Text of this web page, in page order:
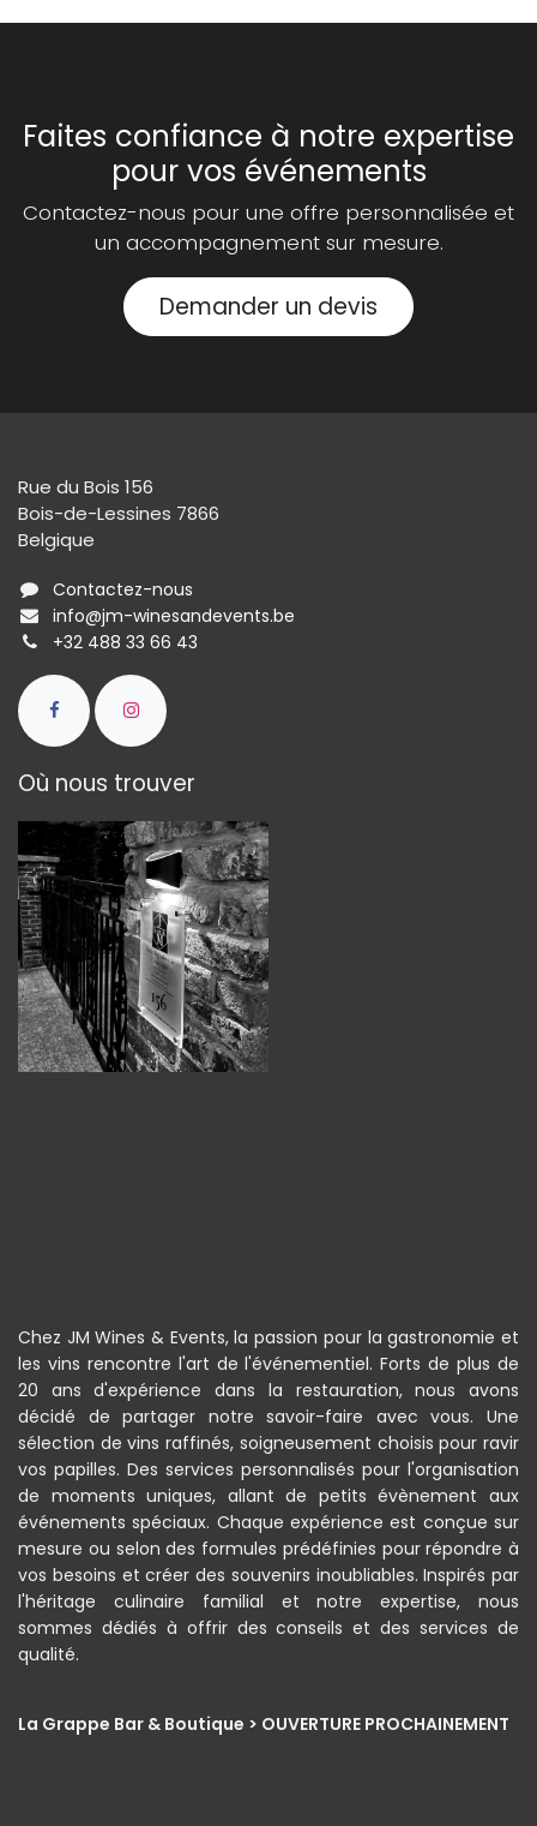
Faites confiance à notre expertise
pour vos événements
Contactez-nous pour une offre personnalisée et
un accompagnement sur mesure.
Demander un devis
Rue du Bois 156
Bois-de-Lessines 7866
Belgique
Contactez-nous
info@jm-winesandevents.be
+32 488 33 66 43
Où nous trouver
Chez JM Wines & Events, la passion pour la gastronomie et
les vins rencontre l'art de l'événementiel. Forts de plus de
20 ans d'expérience dans la restauration, nous avons
décidé de partager notre savoir-faire avec vous. Une
sélection de vins raffinés, soigneusement choisis pour ravir
vos papilles. Des services personnalisés pour l'organisation
de moments uniques, allant de petits évènement aux
événements spéciaux. Chaque expérience est conçue sur
mesure ou selon des formules prédéfinies pour répondre à
vos besoins et créer des souvenirs inoubliables. Inspirés par
l'héritage culinaire familial et notre expertise, nous
sommes dédiés à offrir des conseils et des services de
qualité.
La Grappe Bar & Boutique > OUVERTURE PROCHAINEMENT